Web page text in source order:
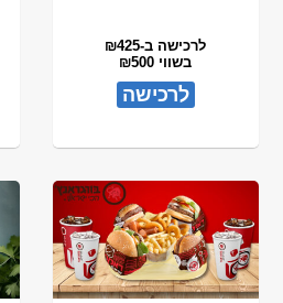
לרכישה ב-₪425
בשווי ₪500
לרכישה